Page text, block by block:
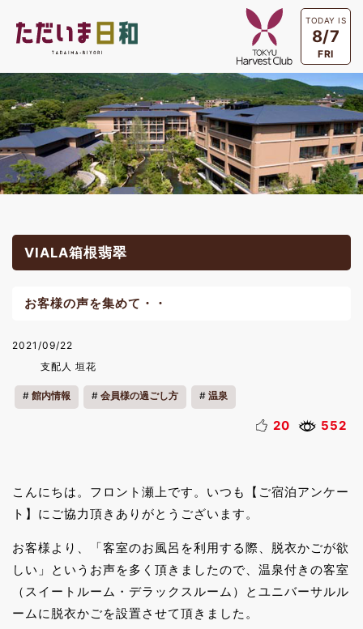
TODAY IS
8/7
FRI
VIALA箱根翡翠
お客様の声を集めて・・
2021/09/22
支配人 垣花
館内情報 会員様の過ごし方 温泉
20 552
こんにちは。フロント瀬上です。いつも【ご宿泊アンケー
ト】にご協力頂きありがとうございます。
お客様より、「客室のお風呂を利用する際、脱衣かごが欲
しい」というお声を多く頂きましたので、温泉付きの客室
（スイートルーム・デラックスルーム）とユニバーサルル
ームに脱衣かごを設置させて頂きました。